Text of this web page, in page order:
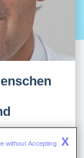
Klinikum
without Accepting X